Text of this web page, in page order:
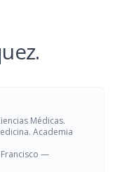
Médicas.
Academia
—